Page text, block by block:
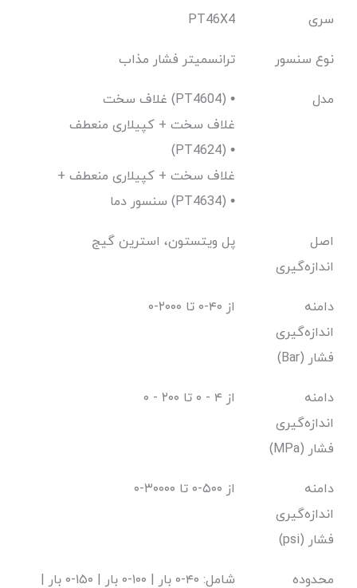
سری PT46X4
نوع سنسور ترانسمیتر فشار مذاب
مدل
غلاف سخت (PT4604) •
غلاف سخت + کپیلاری منعطف
(PT4624) •
غلاف سخت + کپیلاری منعطف +
سنسور دما (PT4634) •
اصل
اندازه‌گیری
پل ویتستون، استرین گیج
دامنه
اندازه‌گیری
فشار (Bar)
از ۴۰-۰ تا ۲۰۰۰-۰
دامنه
اندازه‌گیری
فشار (MPa)
از ۴ - ۰ تا ۲۰۰ - ۰
دامنه
اندازه‌گیری
فشار (psi)
از ۵۰۰-۰ تا ۳۰۰۰۰-۰
محدوده شامل: ۴۰-۰ بار | ۱۰۰-۰ بار | ۱۵۰-۰ بار |